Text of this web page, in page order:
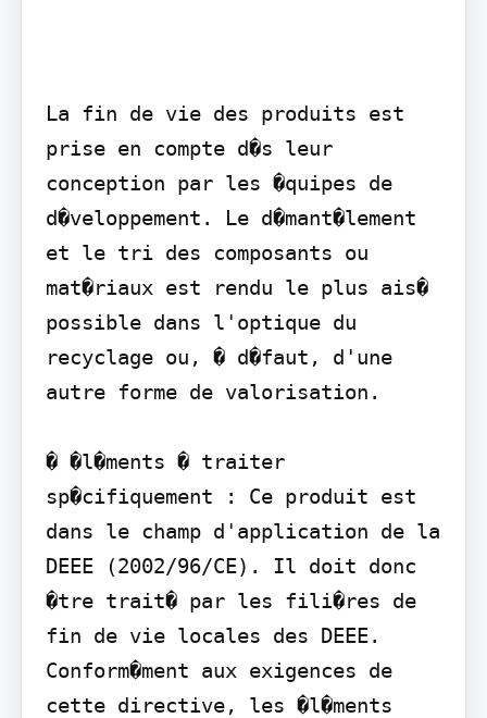
La fin de vie des produits est
prise en compte d�s leur
conception par les �quipes de
d�veloppement. Le d�mant�lement
et le tri des composants ou
mat�riaux est rendu le plus ais�
possible dans l'optique du
recyclage ou, � d�faut, d'une
autre forme de valorisation.
� �l�ments � traiter
sp�cifiquement : Ce produit est
dans le champ d'application de la
DEEE (2002/96/CE). Il doit donc
�tre trait� par les fili�res de
fin de vie locales des DEEE.
Conform�ment aux exigences de
cette directive, les �l�ments